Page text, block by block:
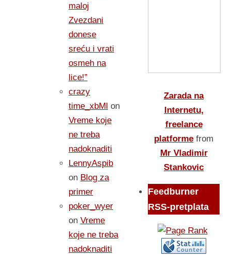
maloj
Zvezdani
donese
sreću i vrati
osmeh na
lice!”
crazy
time_xbMl on
Vreme koje
ne treba
nadoknaditi
LennyAspib
on Blog za
primer
poker_wyer
on Vreme
koje ne treba
nadoknaditi
Zarada na
Internetu,
freelance
platforme from
Mr Vladimir
Stankovic
Feedburner
RSS-pretplata